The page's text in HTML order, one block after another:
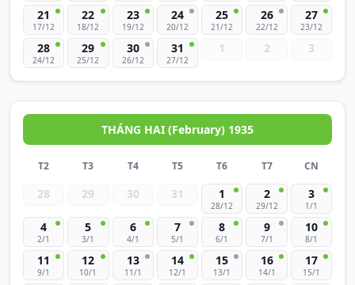
21
17/12
22
18/12
23
19/12
24
20/12
25
21/12
26
22/12
27
23/12
28
24/12
29
25/12
30
26/12
31
27/12
1 2 3
THÁNG HAI (February) 1935
T2 T3 T4 T5 T6 T7 CN
28 29 30 31 1
28/12
2
29/12
3
1/1
4
2/1
5
3/1
6
4/1
7
5/1
8
6/1
9
7/1
10
8/1
11
9/1
12
10/1
13
11/1
14
12/1
15
13/1
16
14/1
17
15/1